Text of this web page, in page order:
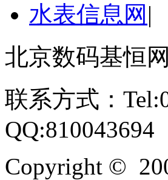
水表信息网 |
北京数码基恒
联系方式：
QQ:810043694
Copyright ©